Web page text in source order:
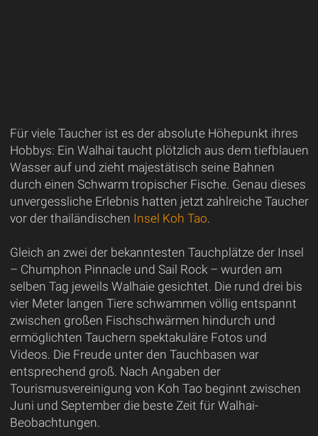
Für viele Taucher ist es der absolute Höhepunkt ihres
Hobbys: Ein Walhai taucht plötzlich aus dem tiefblauen
Wasser auf und zieht majestätisch seine Bahnen
durch einen Schwarm tropischer Fische. Genau dieses
unvergessliche Erlebnis hatten jetzt zahlreiche Taucher
vor der thailändischen Insel Koh Tao.
Gleich an zwei der bekanntesten Tauchplätze der Insel
– Chumphon Pinnacle und Sail Rock – wurden am
selben Tag jeweils Walhaie gesichtet. Die rund drei bis
vier Meter langen Tiere schwammen völlig entspannt
zwischen großen Fischschwärmen hindurch und
ermöglichten Tauchern spektakuläre Fotos und
Videos. Die Freude unter den Tauchbasen war
entsprechend groß. Nach Angaben der
Tourismusvereinigung von Koh Tao beginnt zwischen
Juni und September die beste Zeit für Walhai-
Beobachtungen.